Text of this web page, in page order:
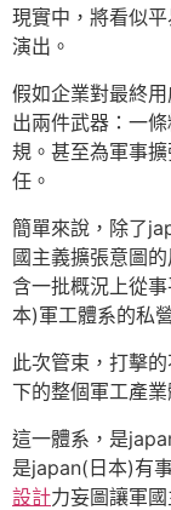
現實中，將看似
演出。
假如企業對最終
出兩件武器：一
規。甚至為軍事
任。
簡單來說，除了
國主義擴張意圖
含一批概況上從
本)軍工體系的私
此次管束，打擊
下的整個軍工產業
這一體系，是
是japan(日本)有
設計力妄圖讓軍國